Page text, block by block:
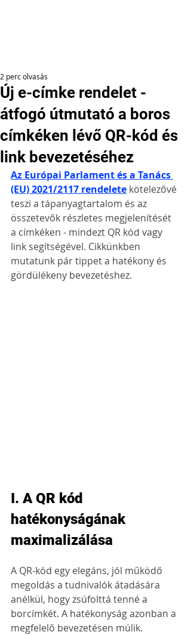
Új e-címke rendelet -
átfogó útmutató a boros
címkéken lévő QR-kód és
link bevezetéséhez
2 perc olvasás
Az Európai Parlament és a Tanács
(EU) 2021/2117 rendelete kötelezővé
teszi a tápanyagtartalom és az
összetevők részletes megjelenítését
a címkéken - mindezt QR kód vagy
link segítségével. Cikkünkben
mutatunk pár tippet a hatékony és
gördülékeny bevezetéshez.
I. A QR kód
hatékonyságának
maximalizálása
A QR-kód egy elegáns, jól működő
megoldás a tudnivalók átadására
anélkül, hogy zsúfolttá tenné a
borcímkét. A hatékonyság azonban a
megfelelő bevezetésen múlik.